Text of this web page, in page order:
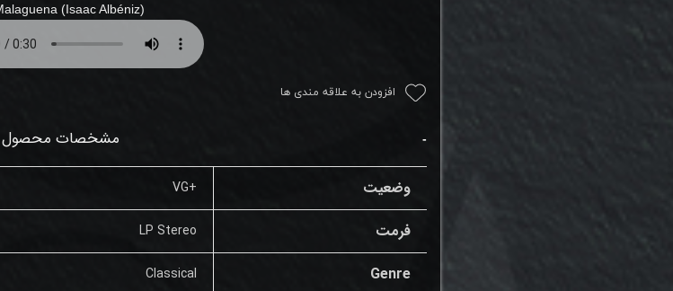
(Isaac Albéniz)
افزودن به علاقه مندی ها
مشخصات محصول
وضعیت +VG
فرمت LP Stereo
Genre
Classical